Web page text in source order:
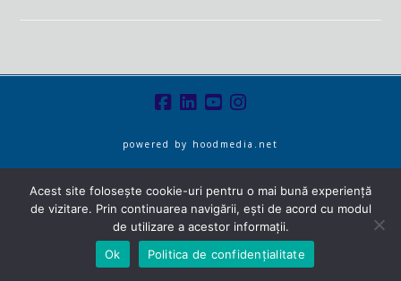
powered by hoodmedia.net
Acest site folosește cookie-uri pentru o mai bună experiență
de vizitare. Prin continuarea navigării, ești de acord cu modul
de utilizare a acestor informații.
Ok
Politica de confidențialitate